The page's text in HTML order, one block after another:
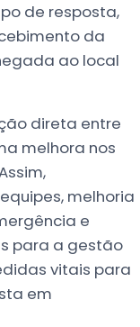
de resposta,
da
ao local
direta entre
melhora nos
melhoria
e
para a gestão
vitais para
em